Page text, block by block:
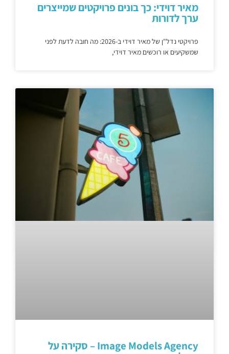
מאיר דוידי: כך בונים פרויקטים שמייצרים
ערך לדורות
פרויקטי נדל"ן של מאיר דוידי ב-2026: מה חובה לדעת לפני
שמשקיעים או רוכשים מאיר דוידי,
Image Models Agency – סקירה על